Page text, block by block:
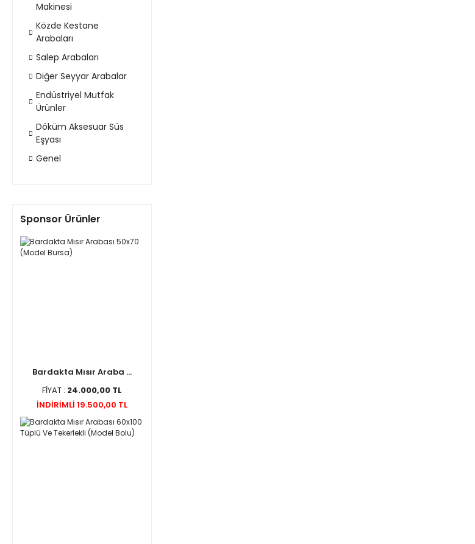
Makinesi
Közde Kestane
Arabaları
Salep Arabaları
Diğer Seyyar Arabalar
Endüstriyel Mutfak
Ürünler
Döküm Aksesuar Süs
Eşyası
Genel
Sponsor Ürünler
Bardakta Mısır Araba ...
FİYAT : 24.000,00 TL
İNDİRİMLİ 19.500,00 TL